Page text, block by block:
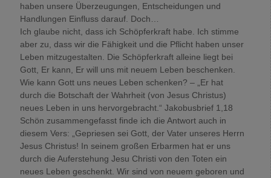
haben unsere Überzeugungen, Entscheidungen und
Handlungen Einfluss darauf. Doch…
Ich glaube nicht, dass ich Schöpferkraft habe. Ich stimme
aber zu, dass wir die Fähigkeit und die Pflicht haben unser
Leben mitzugestalten. Die Schöpferkraft alleine liegt bei
Gott, Er kann, Er will uns mit neuem Leben beschenken.
Wie kann Gott uns neues Leben schenken? – „Er hat
durch die Botschaft der Wahrheit (von Jesus Christus)
neues Leben in uns hervorgebracht.“ Jakobusbrief 1,18
Schön zusammengefasst finde ich die Antwort auch in
diesem Vers: „Gepriesen sei Gott, der Vater unseres Herrn
Jesus Christus! In seinem großen Erbarmen hat er uns
durch die Auferstehung Jesu Christi von den Toten ein
neues Leben geschenkt. Wir sind von neuem geboren und